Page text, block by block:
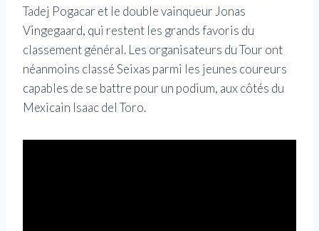
Tadej Pogacar et le double vainqueur Jonas
Vingegaard, qui restent les grands favoris du
classement général. Les organisateurs du Tour ont
néanmoins classé Seixas parmi les jeunes coureurs
capables de se battre pour un podium, aux côtés du
Mexicain Isaac del Toro.